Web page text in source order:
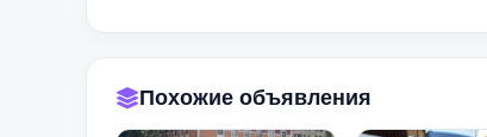
Похожие объявления